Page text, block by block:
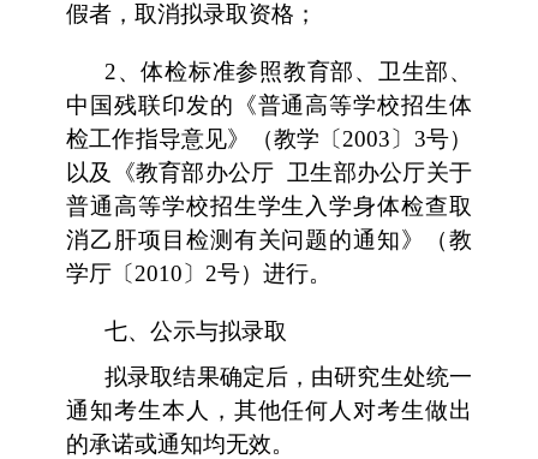
假者，取消拟录取资格；
2、体检标准参照教育部、卫生部、
中国残联印发的《普通高等学校招生体
检工作指导意见》（教学〔2003〕3号）
以及《教育部办公厅 卫生部办公厅关于
普通高等学校招生学生入学身体检查取
消乙肝项目检测有关问题的通知》（教
学厅〔2010〕2号）进行。
七、 公示与拟录取
拟录取结果确定后，由研究生处统一
通知考生本人，其他任何人对考生做出
的承诺或通知均无效。